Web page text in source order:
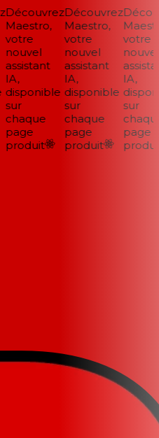
Découvrez
Maestro,
votre
nouvel
assistant
IA,
disponible
sur
chaque
page
produit
Découvrez
Maestro,
votre
nouvel
assistant
IA,
disponible
sur
chaque
page
produit
votre
nouvel
IA,
sur
chaque
page
produit